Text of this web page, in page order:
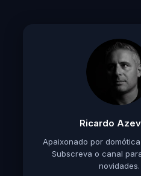
Ricardo
Apaixonado por
Subscreva o canal
novidades.